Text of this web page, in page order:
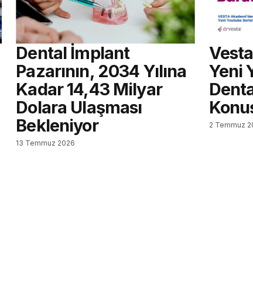
Dental İmplant
Pazarının, 2034 Yılına
Kadar 14,43 Milyar
Dolara Ulaşması
Bekleniyor
13 Temmuz 2026
Yeni
2 Temmuz